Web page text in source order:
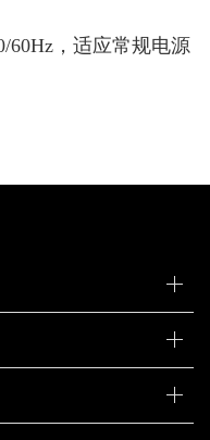
享。
，适应常规电源